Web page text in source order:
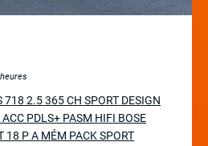
718 2.5 365 CH SPORT DESIGN
PDLS+ PASM HIFI BOSE
18 P A MÉM PACK SPORT